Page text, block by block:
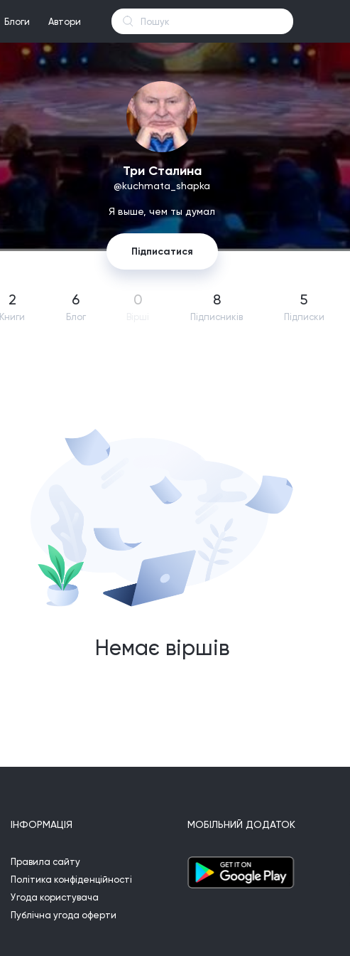
Блоги Автори
Три Сталина
@kuchmata_shapka
Я выше, чем ты думал
Підписатися
2
Книги
6
Блог
0 8
Підпиcників
5
Підписки
Немає віршів
ІНФОРМАЦІЯ
Правила сайту
Політика конфіденційності
Угода користувача
Публічна угода оферти
МОБІЛЬНИЙ ДОДАТОК